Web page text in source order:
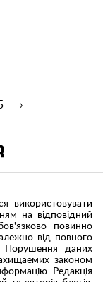
›
використовувати
на відповідний
повинно
від повного
Порушення даних
законом
Редакція